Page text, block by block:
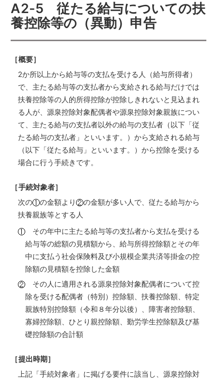
A2-5 従たる給与についての扶
養控除等の（異動）申告
［概要］
2か所以上から給与等の支払を受ける人（給与所得者）
で、主たる給与等の支払者から支給される給与だけでは
扶養控除等の人的所得控除が控除しきれないと見込まれ
る人が、源泉控除対象配偶者や源泉控除対象親族につい
て、主たる給与の支払者以外の給与の支払者（以下「従
たる給与の支払者」といいます。）から支給される給与
（以下「従たる給与」といいます。）から控除を受ける
場合に行う手続きです。
［手続対象者］
次の
の金額より
の金額が多い人で、従たる給与から
扶養親族等とする人
その年中に主たる給与等の支払者から支払を受ける
給与等の総額の見積額から、給与所得控除額とその年
中に支払う社会保険料及び小規模企業共済等掛金の控
除額の見積額を控除した金額
その人に適用される源泉控除対象配偶者について控
除を受ける配偶者（特別）控除額、扶養控除額、特定
親族特別控除額（令和８年分以後）、障害者控除額、
寡婦控除額、ひとり親控除額、勤労学生控除額及び基
礎控除額の合計額
［提出時期］
上記「手続対象者」に掲げる要件に該当し、源泉控除対